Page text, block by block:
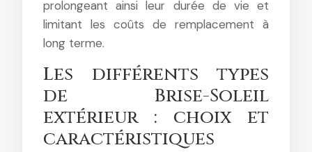
prolongeant ainsi leur durée de vie et
limitant les coûts de remplacement à
long terme.
Les différents types
de Brise-Soleil
extérieur : choix et
caractéristiques